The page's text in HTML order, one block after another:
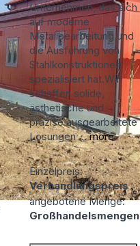
Unternehmen, das sich
auf moderne
Metallbearbeitung und
die Ausführung von
Stahlkonstruktionen
spezialisiert hat.Wir
schaffen solide,
ästhetische und
präzise ausgearbeitete
Lösungen ...more
Einzelpreis:
Verhandlungspreis
angebotene Menge:
Großhandelsmengen